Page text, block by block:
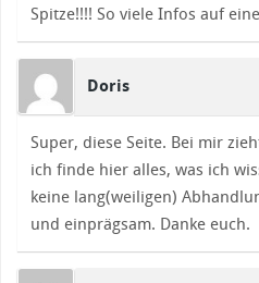
Spitze!!!! So viele Infos auf
Doris
Super, diese Seite. Bei mir
ich finde hier alles, was ich
keine lang(weiligen)
und einprägsam. Danke euch.